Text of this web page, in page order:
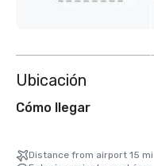
Ubicación
Cómo llegar
Distance from airport 15 mi